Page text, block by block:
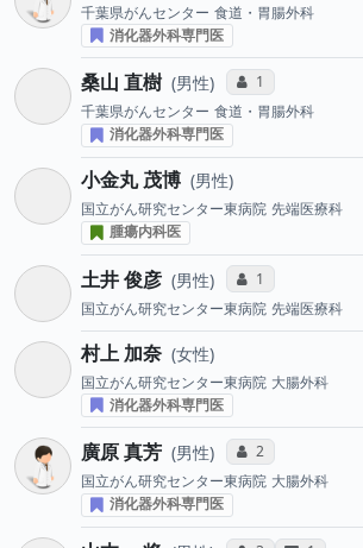
千葉県がんセンター 食道・胃腸外科
消化器外科専門医
桑山 直樹 男性 コミュニケーショ
1
千葉県がんセンター 食道・胃腸外科
消化器外科専門医
小金丸 茂博 男性
国立がん研究センター東病院 先端医療科
腫瘍内科医
土井 俊彦 男性 コミュニケーショ
1
国立がん研究センター東病院 先端医療科
村上 加奈 女性
国立がん研究センター東病院 大腸外科
消化器外科専門医
廣原 真芳 男性 コミュニケーショ
2
国立がん研究センター東病院 大腸外科
消化器外科専門医